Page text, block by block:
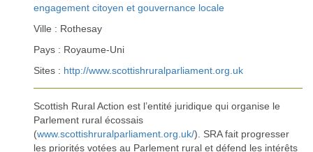
engagement citoyen et gouvernance locale
Ville : Rothesay
Pays : Royaume-Uni
Sites : http://www.scottishruralparliament.org.uk
Scottish Rural Action est l’entité juridique qui organise le
Parlement rural écossais
(www.scottishruralparliament.org.uk/). SRA fait progresser
les priorités votées au Parlement rural et défend les intérêts